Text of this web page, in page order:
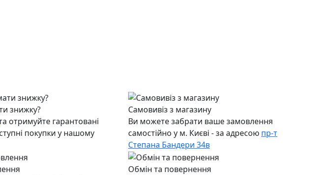
знижку?
отримуйте гарантовані
покупки у нашому
Самовивіз з магазину
Ви можете забрати ваше замовлення
самостійно у м. Києві - за адресою пр-т
Степана Бандери 34в
Обмін та повернення